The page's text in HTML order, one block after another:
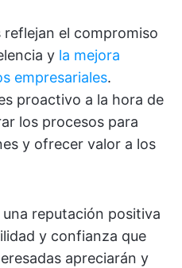
el compromiso
y la mejora
empresariales.
proactivo a la hora de
los procesos para
y ofrecer valor a los
reputación positiva
y confianza que
apreciarán y